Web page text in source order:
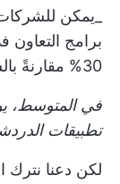
برامج التعاون
30% مقارنةً بالشركات التي لا تستخدمه
تطبيقات
لكن دعنا نترك